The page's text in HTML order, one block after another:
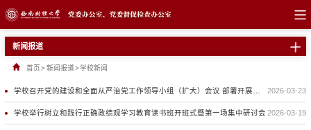
新闻报道
首页>新闻报道>学校新闻
2026-03-23
学校召开党的建设和全面从严治党工作领导小组（扩大）会议 部署开展树立和践行正确政绩观学习教育
2026-03-19
学校举行树立和践行正确政绩观学习教育读书班开班式暨第一场集中研讨会